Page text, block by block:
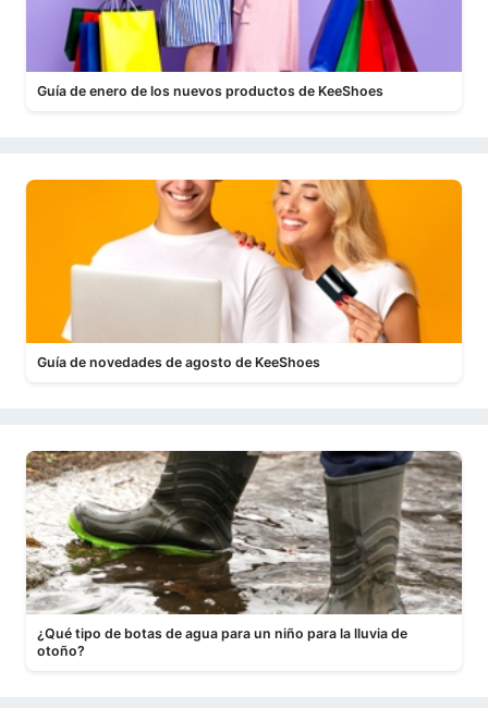
Guía de enero de los nuevos productos de KeeShoes
Guía de novedades de agosto de KeeShoes
¿Qué tipo de botas de agua para un niño para la lluvia de
otoño?